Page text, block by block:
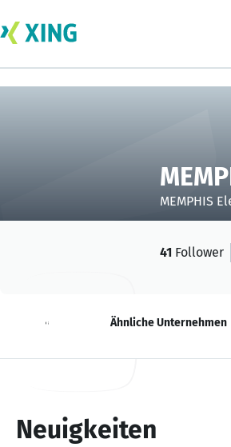
MEMPHIS
41 Follower
Neuigkeiten Ähnliche Unternehmen
Neuigkeiten